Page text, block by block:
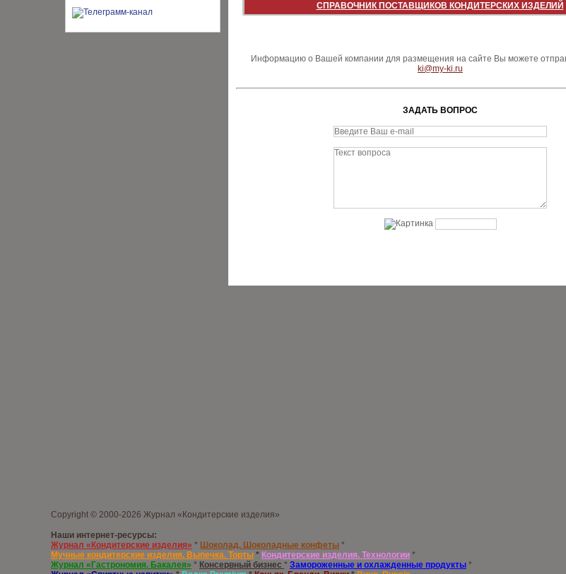
СПРАВОЧНИК ПОСТАВЩИКОВ КОНДИТЕРСКИХ ИЗДЕЛИЙ
Информацию о Вашей компании для размещения на сайте Вы можете
ki@my-ki.ru
ЗАДАТЬ ВОПРОС
Copyright © 2000-2026 Журнал «Кондитерские изделия»
Наши интернет-ресурсы:
Журнал «Кондитерские изделия» * Шоколад. Шоколадные конфеты *
Мучные кондитерские изделия. Выпечка. Торты * Кондитерские изделия. Технологии *
Журнал «Гастрономия. Бакалея» * Консервный бизнес * Замороженные и охлажденные продукты *